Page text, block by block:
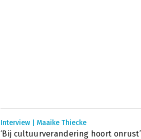
Interview | Maaike Thiecke
‘Bij cultuurverandering hoort onrust’